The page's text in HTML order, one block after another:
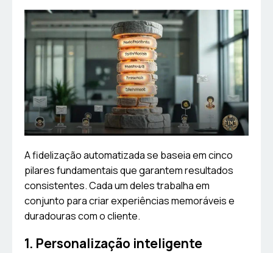
A fidelização automatizada se baseia em cinco
pilares fundamentais que garantem resultados
consistentes. Cada um deles trabalha em
conjunto para criar experiências memoráveis e
duradouras com o cliente.
1. Personalização inteligente